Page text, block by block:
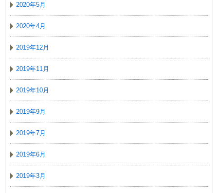
2020年5月
2020年4月
2019年12月
2019年11月
2019年10月
2019年9月
2019年7月
2019年6月
2019年3月